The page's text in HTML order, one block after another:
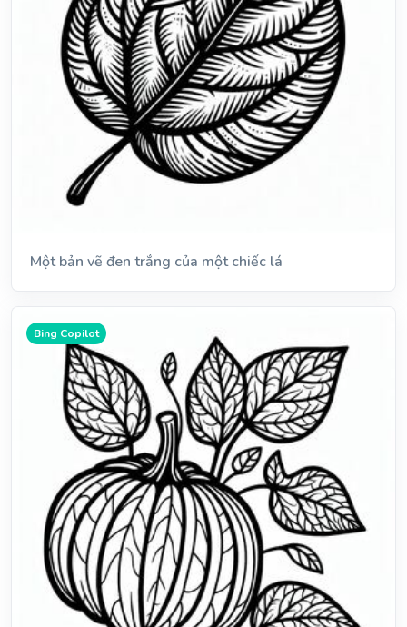
Một bản vẽ đen trắng của một chiếc lá
Bing Copilot